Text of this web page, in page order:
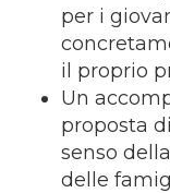
per i
il proprio
Un
proposta
senso
delle